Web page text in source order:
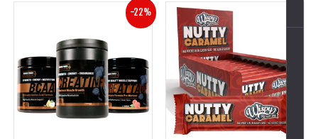
-22%
var:
kr 897.
Nåværende
er:
kr 699.